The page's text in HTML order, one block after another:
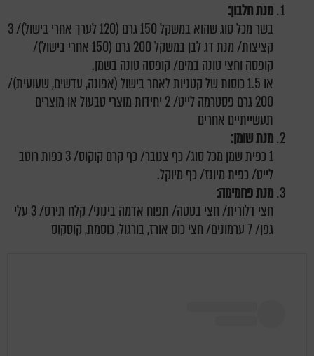
מנת חלבון:
בשר מכל סוג שהוא במשקל 150 גרם (120 לערך אחרי בישול)/ 3
קציצות/ מנת דג לבן במשקל 200 גרם (150 אחרי בישול)/
קופסה וחצי טונה במים/ קופסה טונה בשמן.
או 1.5 כוסות של קטניות לאחר בישול (אפונה, עדשים, שעועית)/
200 גרם פסטרמה לייט/ 2 יחידות מוצרי טבעול או מוצרים
תעשייתיים אחרים
מנת שומן:
1 כפית שמן מכל סוג/ כף צנובר/ כף קרם קוקוס/ 3 כפות רוטב
לייט/ כפית מיונז/ כף מיוקל.
מנת פחמימה:
חצי דלורית/ חצי בטטה/ תפוח אדמה בינוני/ קלח תירס/ 3 עלי
גפן/ 7 ערמונים/ חצי כוס אורז, בורגול, כוסמת, קוסקוס